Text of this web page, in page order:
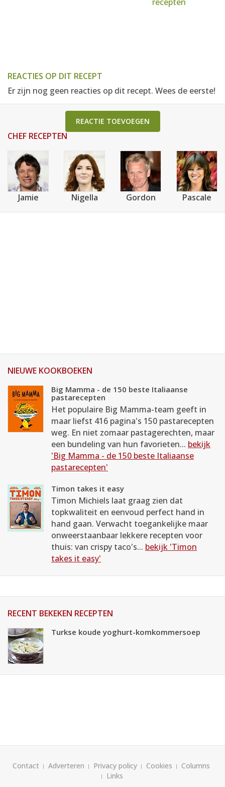
REACTIES OP DIT RECEPT
Er zijn nog geen reacties op dit recept. Wees de eerste!
REACTIE TOEVOEGEN
CHEF RECEPTEN
Jamie Nigella Gordon Pascale
NIEUWE KOOKBOEKEN
Big Mamma - de 150 beste Italiaanse
pastarecepten
Het populaire Big Mamma-team geeft in
maar liefst 416 pagina's 150 pastarecepten
weg. En niet zomaar pastagerechten, maar
een bundeling van hun favorieten... bekijk
'Big Mamma - de 150 beste Italiaanse
pastarecepten'
Timon takes it easy
Timon Michiels laat graag zien dat
topkwaliteit en eenvoud perfect hand in
hand gaan. Verwacht toegankelijke maar
onweerstaanbaar lekkere recepten voor
thuis: van crispy taco's... bekijk 'Timon
takes it easy'
RECENT BEKEKEN RECEPTEN
Turkse koude yoghurt-komkommersoep
Contact Adverteren Privacy policy Cookies
Columns
Links